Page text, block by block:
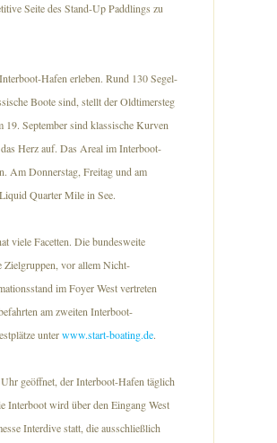
Seite des Stand-Up Paddlings zu
Hafen erleben. Rund 130 Segel-
Boote sind, stellt der Oldtimersteg
September sind klassische Kurven
Herz auf. Das Areal im Interboot-
Am Donnerstag, Freitag und am
Quarter Mile in See.
viele Facetten. Die bundesweite
Zielgruppen, vor allem Nicht-
im Foyer West vertreten
am zweiten Interboot-
unterwww.start-boating.de.
geöffnet, der Interboot-Hafen täglich
Interboot wird über den Eingang West
Interdive statt, die ausschließlich